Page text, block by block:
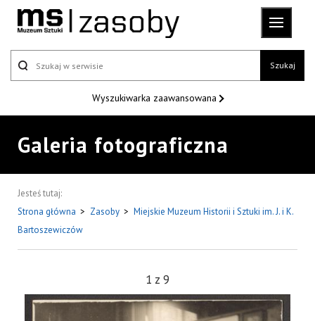
Szukaj
Wyszukiwarka zaawansowana
Galeria fotograficzna
Jesteś tutaj:
Strona główna > Zasoby > Miejskie Muzeum Historii i Sztuki im. J. i K.
Bartoszewiczów
1 z 9